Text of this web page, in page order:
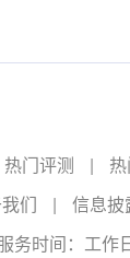
热门评测 |
们 |
信息披
务时间：工作